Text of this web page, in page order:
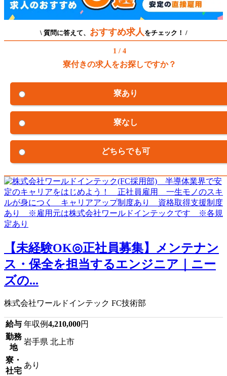
\ 質問に答えて、 おすすめ求人 をチェック！ /
1 / 4
寮付きの求人をお探しですか？
寮あり
寮なし
どちらでも可
【未経験OK◎正社員募集】メンテナン
ス・保全を担当するエンジニア｜ニー
ズの...
株式会社ワールドインテック FC技術部
給与 年収例4,210,000円
勤務
地
岩手県 北上市
寮・
社宅
あり